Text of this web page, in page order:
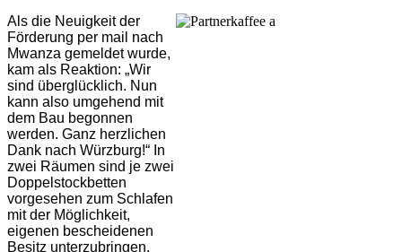
Als die Neuigkeit der
Förderung per mail nach
Mwanza gemeldet wurde,
kam als Reaktion: „Wir
sind überglücklich. Nun
kann also umgehend mit
dem Bau begonnen
werden. Ganz herzlichen
Dank nach Würzburg!“ In
zwei Räumen sind je zwei
Doppelstockbetten
vorgesehen zum Schlafen
mit der Möglichkeit,
eigenen bescheidenen
Besitz unterzubringen.